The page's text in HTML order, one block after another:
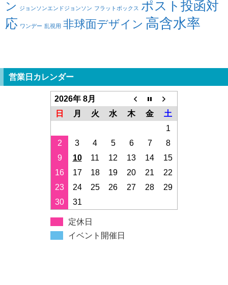
ン
ジョンソンエンドジョンソン フラットボックス ポスト投函対
応 ワンデー 乱視用 非球面デザイン 高含水率
営業日カレンダー
2026年 8月
日
月 火 水 木 金
土
1
2
3 4 5 6 7
8
9
10 11 12 13 14
15
16
17 18 19 20 21
22
23
24 25 26 27 28
29
30
31
定休日
イベント開催日